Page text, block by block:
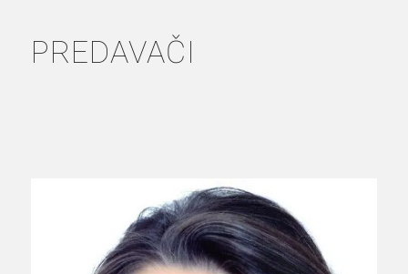
PREDAVAČI